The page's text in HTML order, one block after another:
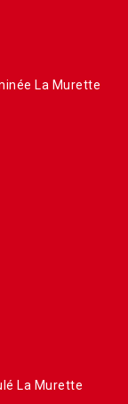
La Murette
La Murette